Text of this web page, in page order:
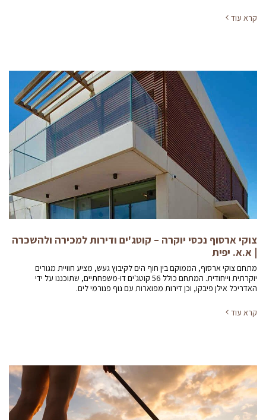
קרא עוד
צוקי ארסוף נכסי יוקרה – קוטג'ים ודירות למכירה ולהשכרה
| א.א. יפית
מתחם צוקי ארסוף, הממוקם בין חוף הים לקיבוץ געש, מציע חוויית מגורים
יוקרתית וייחודית. המתחם כולל 56 קוטג'ים דו-משפחתיים, שתוכננו על ידי
האדריכל אילן פיבקו, וכן דירות מפוארות עם נוף פנורמי לים.
קרא עוד